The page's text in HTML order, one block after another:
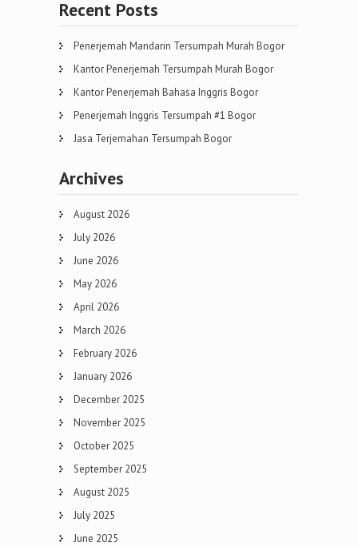
Recent Posts
Penerjemah Mandarin Tersumpah Murah Bogor
Kantor Penerjemah Tersumpah Murah Bogor
Kantor Penerjemah Bahasa Inggris Bogor
Penerjemah Inggris Tersumpah #1 Bogor
Jasa Terjemahan Tersumpah Bogor
Archives
August 2026
July 2026
June 2026
May 2026
April 2026
March 2026
February 2026
January 2026
December 2025
November 2025
October 2025
September 2025
August 2025
July 2025
June 2025